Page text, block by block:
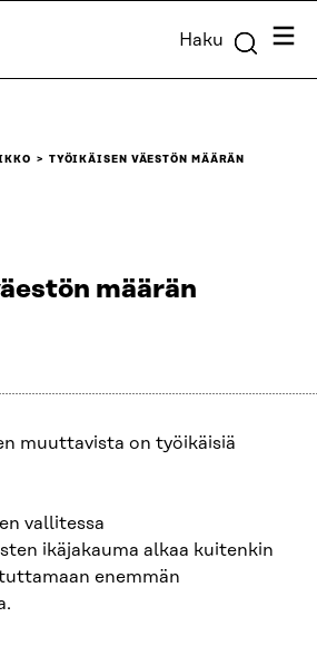
Haku
TYÖIKÄISEN VÄESTÖN MÄÄRÄN
määrän
muuttavista on työikäisiä
vallitessa
ikäjakauma alkaa kuitenkin
enemmän